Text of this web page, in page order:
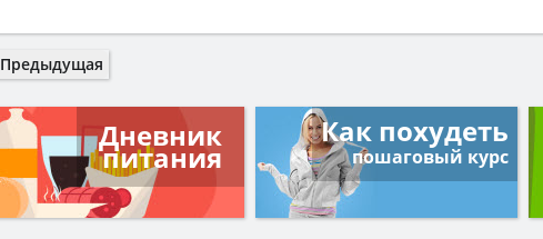
Предыдущая
Дневник
питания
Как похудеть
пошаговый курс